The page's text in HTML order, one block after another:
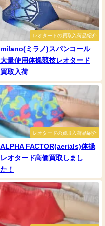
レオタードの買取入荷品紹介
milano(ミラノ)スパンコール
大量使用体操競技レオタード
買取入荷
レオタードの買取入荷品紹介
ALPHA FACTOR(aerials)体操
レオタード高価買取しまし
た！